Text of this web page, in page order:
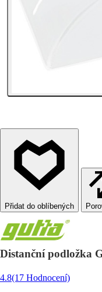
Distanční podložka
4.8(17 Hodnocení)